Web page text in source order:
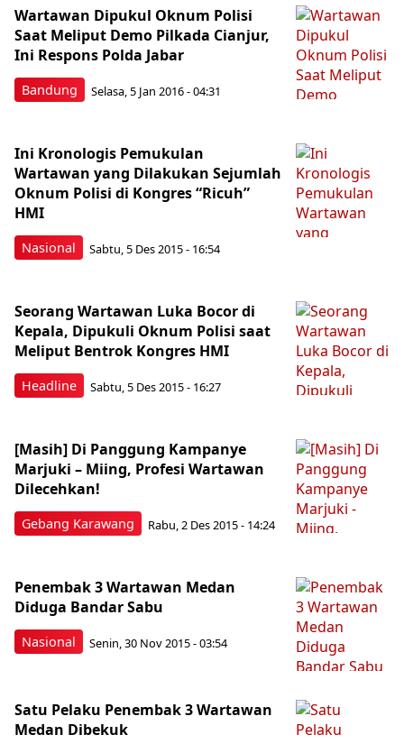
Bandung
Wartawan Dipukul Oknum Polisi
Saat Meliput Demo Pilkada Cianjur,
Ini Respons Polda Jabar
Selasa, 5 Jan 2016 - 04:31
Nasional
Ini Kronologis Pemukulan
Wartawan yang Dilakukan Sejumlah
Oknum Polisi di Kongres “Ricuh”
HMI
Sabtu, 5 Des 2015 - 16:54
Headline
Seorang Wartawan Luka Bocor di
Kepala, Dipukuli Oknum Polisi saat
Meliput Bentrok Kongres HMI
Sabtu, 5 Des 2015 - 16:27
Gebang Karawang
[Masih] Di Panggung Kampanye
Marjuki – Miing, Profesi Wartawan
Dilecehkan!
Rabu, 2 Des 2015 - 14:24
Nasional
Penembak 3 Wartawan Medan
Diduga Bandar Sabu
Senin, 30 Nov 2015 - 03:54
Satu Pelaku Penembak 3 Wartawan
Medan Dibekuk